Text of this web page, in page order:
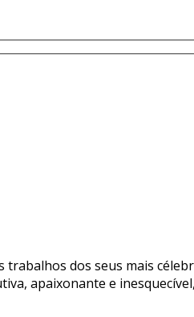
dos seus mais
apaixonante e